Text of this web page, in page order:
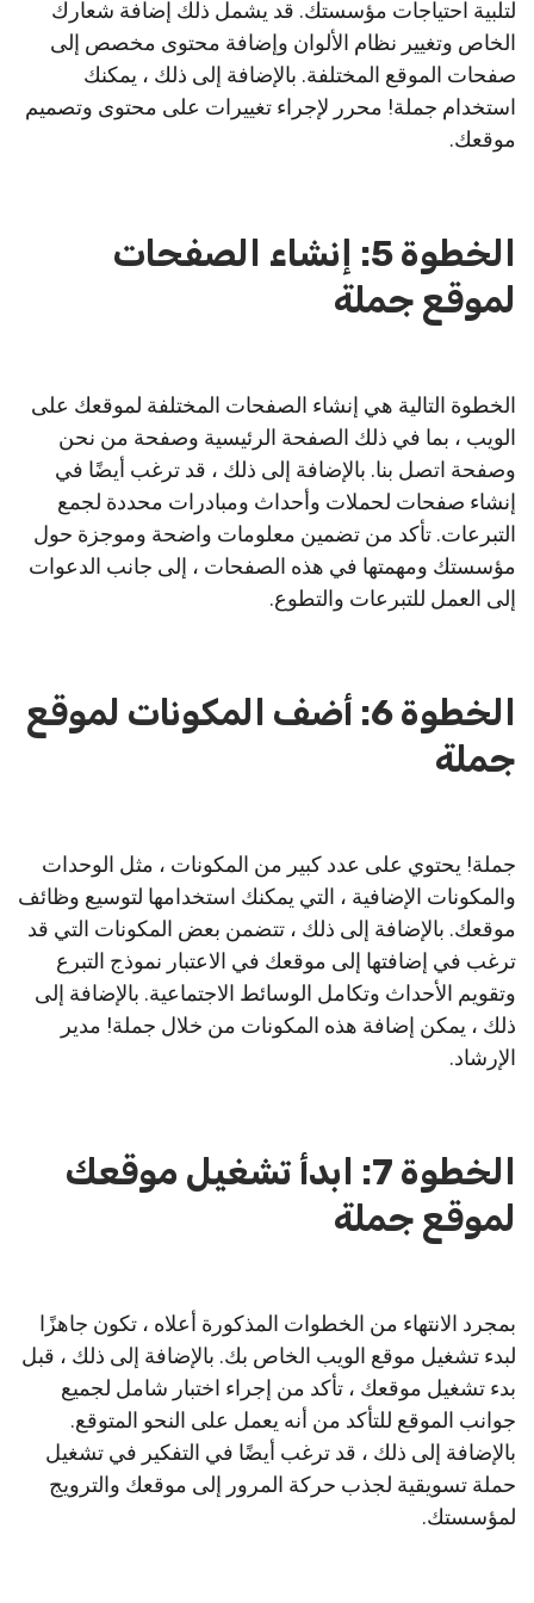
لتلبية احتياجات مؤسستك. قد يشمل ذلك إضافة شعارك
الخاص وتغيير نظام الألوان وإضافة محتوى مخصص إلى
صفحات الموقع المختلفة. بالإضافة إلى ذلك ، يمكنك
استخدام جملة! محرر لإجراء تغييرات على محتوى وتصميم
موقعك.
الخطوة 5: إنشاء الصفحات
لموقع جملة
الخطوة التالية هي إنشاء الصفحات المختلفة لموقعك على
الويب ، بما في ذلك الصفحة الرئيسية وصفحة من نحن
وصفحة اتصل بنا. بالإضافة إلى ذلك ، قد ترغب أيضًا في
إنشاء صفحات لحملات وأحداث ومبادرات محددة لجمع
التبرعات. تأكد من تضمين معلومات واضحة وموجزة حول
مؤسستك ومهمتها في هذه الصفحات ، إلى جانب الدعوات
إلى العمل للتبرعات والتطوع.
الخطوة 6: أضف المكونات لموقع
جملة
جملة! يحتوي على عدد كبير من المكونات ، مثل الوحدات
والمكونات الإضافية ، التي يمكنك استخدامها لتوسيع وظائف
موقعك. بالإضافة إلى ذلك ، تتضمن بعض المكونات التي قد
ترغب في إضافتها إلى موقعك في الاعتبار نموذج التبرع
وتقويم الأحداث وتكامل الوسائط الاجتماعية. بالإضافة إلى
ذلك ، يمكن إضافة هذه المكونات من خلال جملة! مدير
الإرشاد.
الخطوة 7: ابدأ تشغيل موقعك
لموقع جملة
بمجرد الانتهاء من الخطوات المذكورة أعلاه ، تكون جاهزًا
لبدء تشغيل موقع الويب الخاص بك. بالإضافة إلى ذلك ، قبل
بدء تشغيل موقعك ، تأكد من إجراء اختبار شامل لجميع
جوانب الموقع للتأكد من أنه يعمل على النحو المتوقع.
بالإضافة إلى ذلك ، قد ترغب أيضًا في التفكير في تشغيل
حملة تسويقية لجذب حركة المرور إلى موقعك والترويج
لمؤسستك.